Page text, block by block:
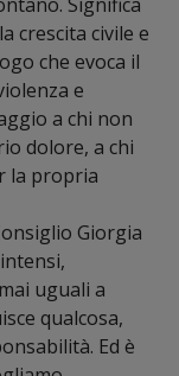
crescita civile e
che evoca il
e
a chi non
dolore, a chi
la propria
Giorgia
uguali a
qualcosa,
Ed è